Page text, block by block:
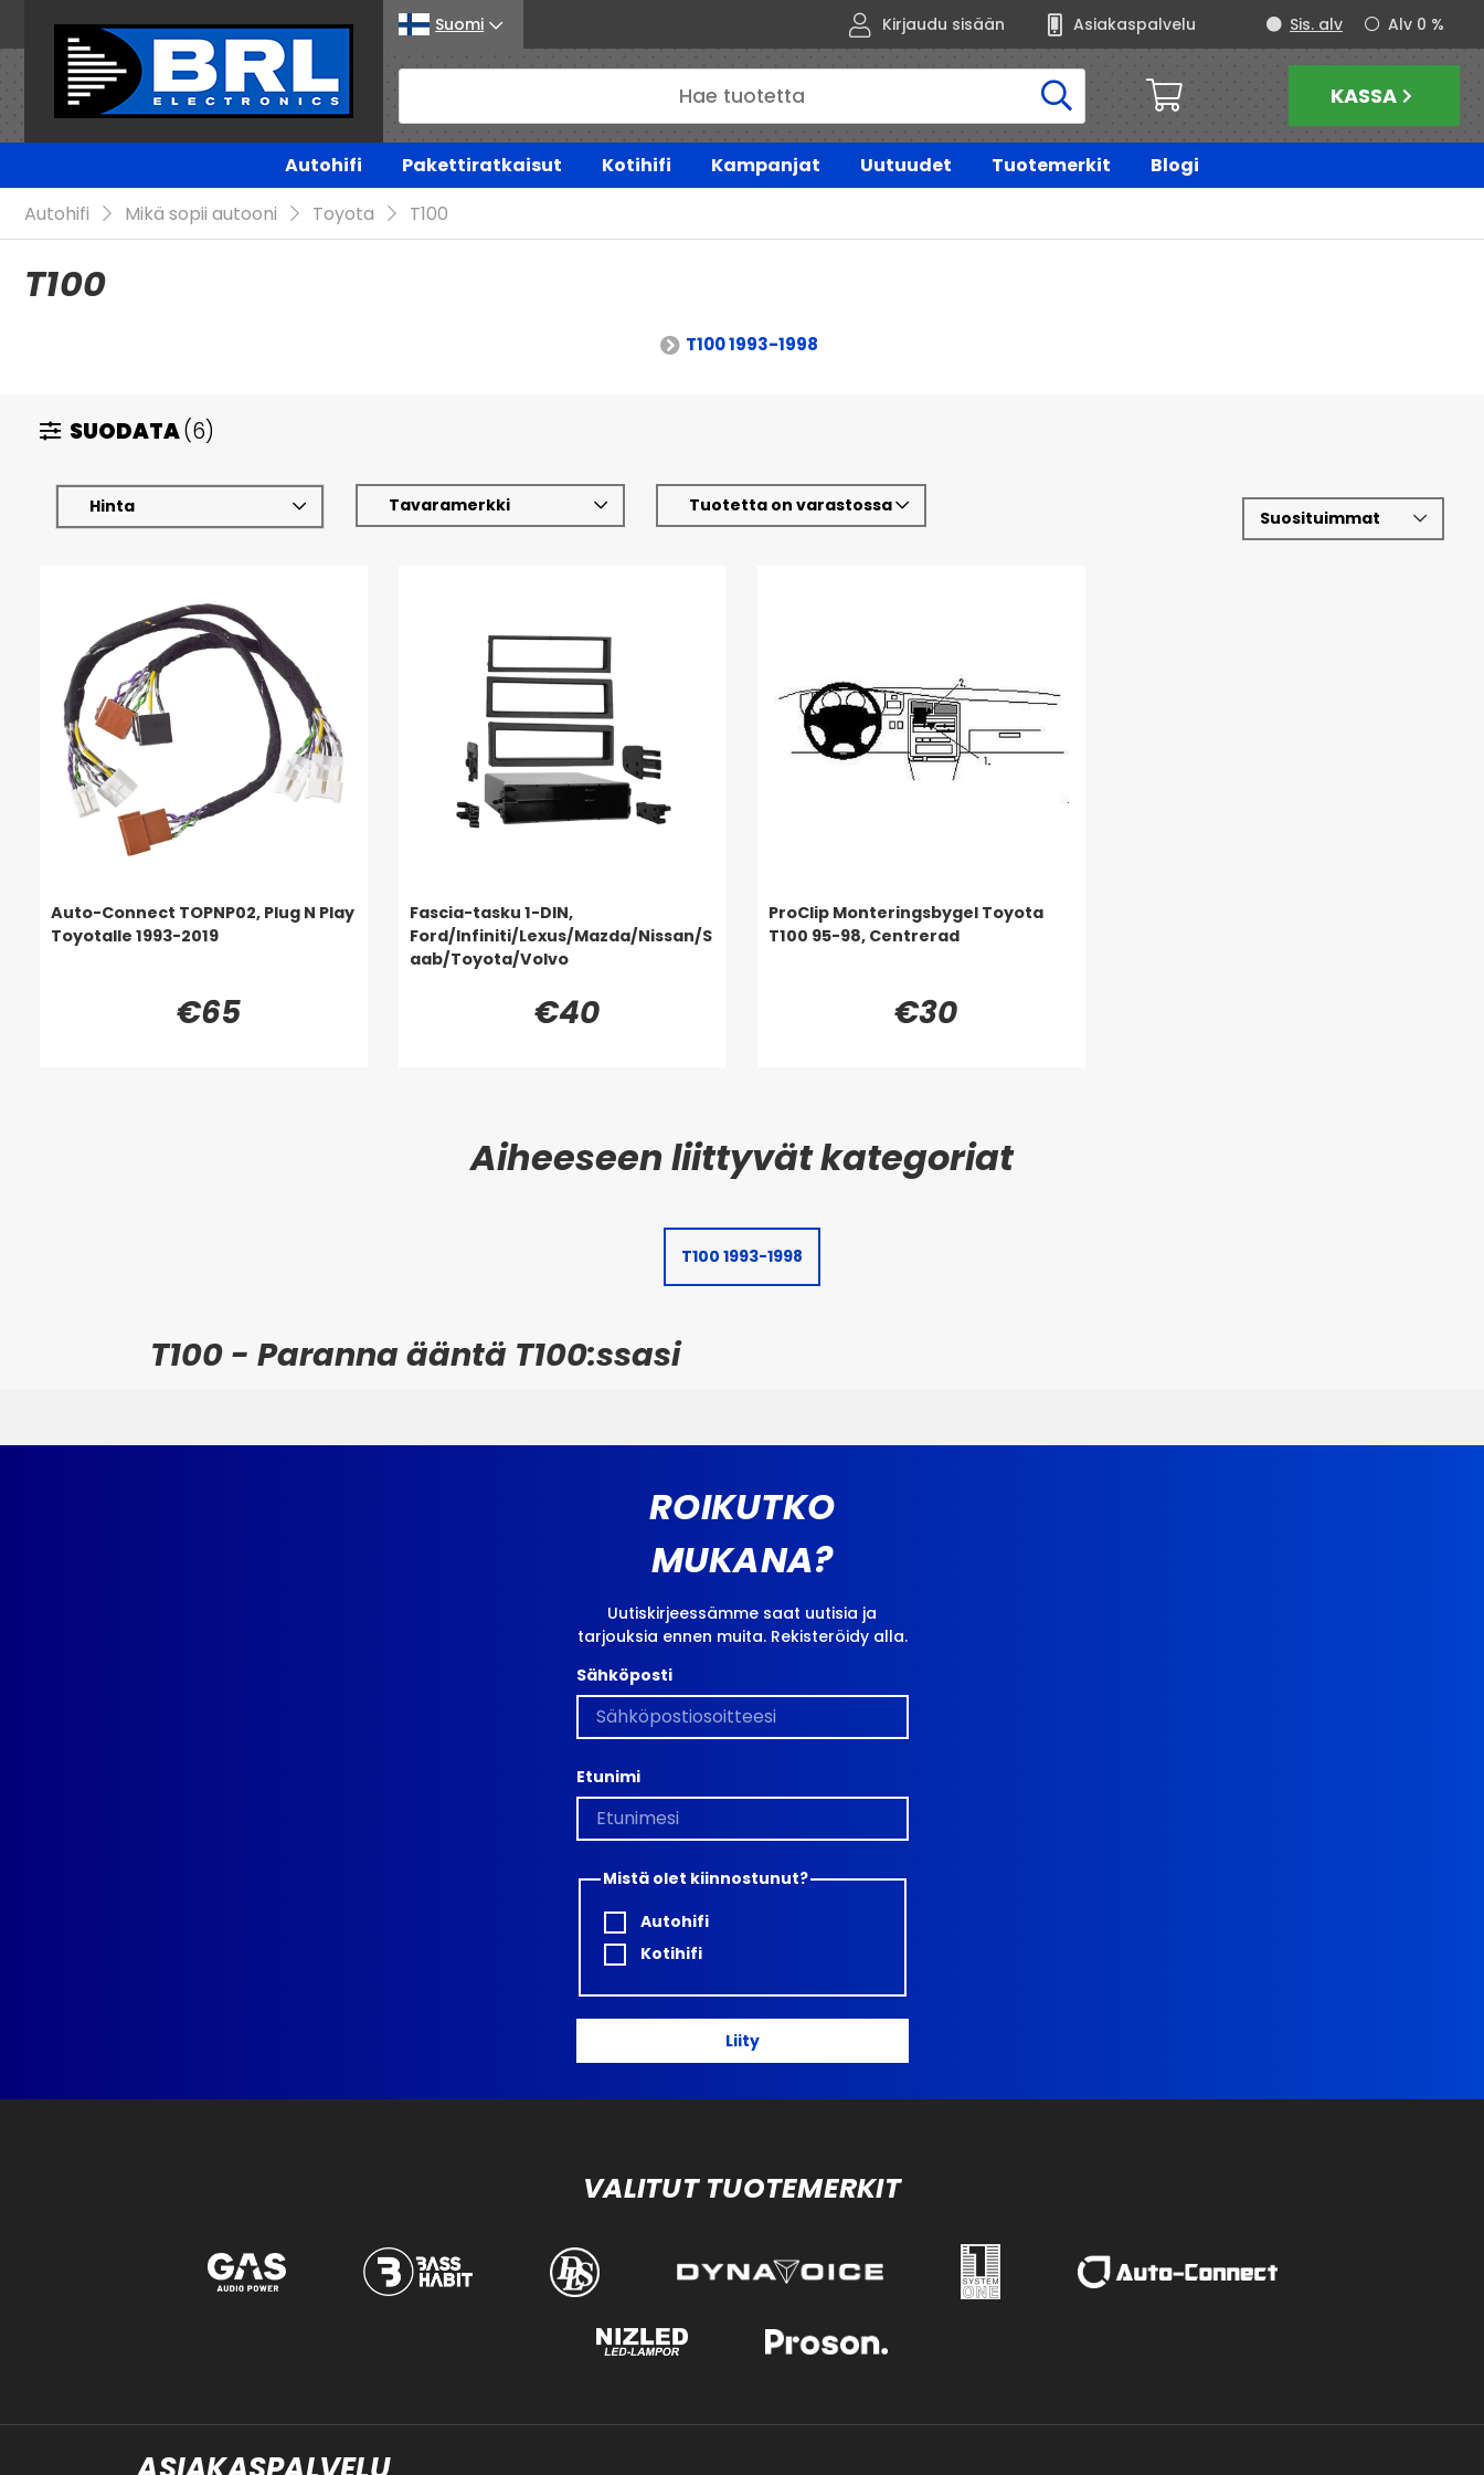
Suomi Kirjaudu sisään Asiakaspalvelu Alv 0 %
Sis. alv
KASSA
Autohifi Pakettiratkaisut Kotihifi Kampanjat Uutuudet Tuotemerkit
Blogi
Autohifi
Mikä sopii autooni Toyota T100
T100
T100 1993-1998
SUODATA(6)
Hinta Tavaramerkki Tuotetta on varastossa
Auto-Connect TOPNP02, Plug N Play
Toyotalle 1993-2019
€65
Fascia-tasku 1-DIN,
Ford/Infiniti/Lexus/Mazda/Nissan/S
aab/Toyota/Volvo
€40
ProClip Monteringsbygel Toyota
T100 95-98, Centrerad
€30
T100 1993-1998
T100 - Paranna ääntä T100:ssasi
ROIKUTKO
MUKANA?
Uutiskirjeessämme saat uutisia ja
tarjouksia ennen muita. Rekisteröidy alla.
Sähköposti
Etunimi
Mistä olet kiinnostunut?
Autohifi
Kotihifi
Liity
VALITUT TUOTEMERKIT